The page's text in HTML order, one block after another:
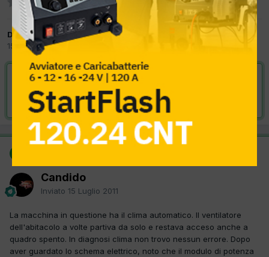
Da Candido
15 Luglio 2011in
VAI ALLA SOLUZIONE
Risolta da Candido,15 Luglio 2011
Candido
Inviato 15 Luglio 2011
La macchina in questione ha il clima automatico. Il ventilatore
dell'abitacolo a volte partiva da solo e restava acceso anche a
quadro spento. In diagnosi clima non trovo nessun errore. Dopo
aver guardato lo schema elettrico, noto che il modulo di potenza